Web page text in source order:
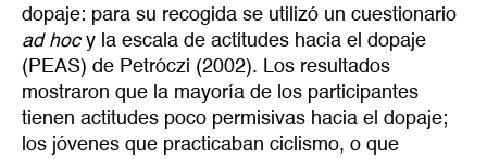
dopaje: para su recogida se utilizó un cuestionario
ad hocy la escala de actitudes hacia el dopaje
(PEAS) de Petróczi (2002). Los resultados
mostraron que la mayoría de los participantes
tienen actitudes poco permisivas hacia el dopaje;
los jóvenes que practicaban ciclismo, o que